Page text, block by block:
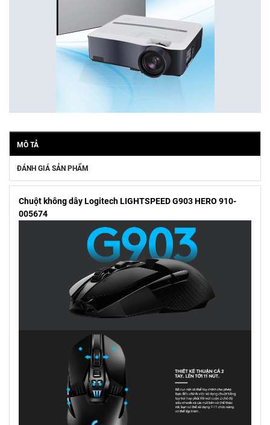
MÔ TẢ
ĐÁNH GIÁ SẢN PHẨM
Chuột không dây Logitech LIGHTSPEED G903 HERO 910-
005674